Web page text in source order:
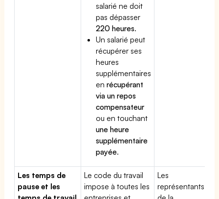
salarié ne doit
pas dépasser
220 heures.
Un salarié peut
récupérer ses
heures
supplémentaires
enrécupérant
via un repos
compensateur
ou en touchant
une heure
supplémentaire
payée.
Les temps de
pause et les
Le code du travail
impose à toutes les
Les
représentants